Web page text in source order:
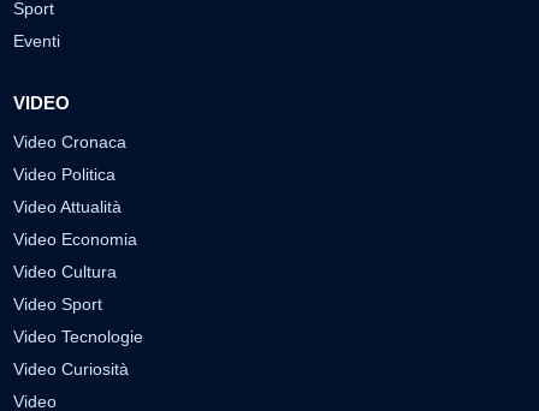
Sport
Eventi
VIDEO
Video Cronaca
Video Politica
Video Attualità
Video Economia
Video Cultura
Video Sport
Video Tecnologie
Video Curiosità
Video